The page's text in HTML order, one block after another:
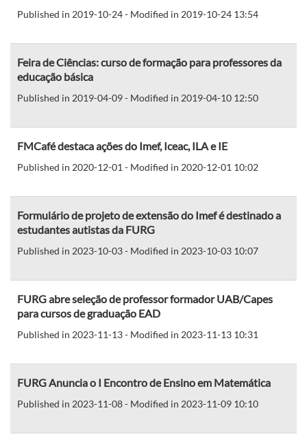
Published in 2019-10-24 - Modified in 2019-10-24 13:54
Feira de Ciências: curso de formação para professores da
educação básica
Published in 2019-04-09 - Modified in 2019-04-10 12:50
FMCafé destaca ações do Imef, Iceac, ILA e IE
Published in 2020-12-01 - Modified in 2020-12-01 10:02
Formulário de projeto de extensão do Imef é destinado a
estudantes autistas da FURG
Published in 2023-10-03 - Modified in 2023-10-03 10:07
FURG abre seleção de professor formador UAB/Capes
para cursos de graduação EAD
Published in 2023-11-13 - Modified in 2023-11-13 10:31
FURG Anuncia o I Encontro de Ensino em Matemática
Published in 2023-11-08 - Modified in 2023-11-09 10:10